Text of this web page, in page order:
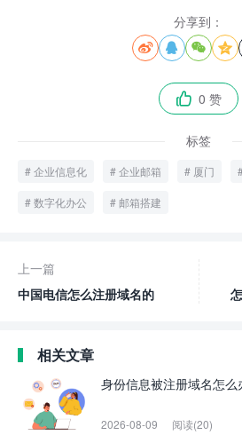
分享到：
   
 0 赞
标签
企业信息化 企业邮箱 厦门
数字化办公 邮箱搭建
上一篇
中国电信怎么注册域名的
相关文章
身份信息被注册域名怎么
2026-08-09 阅读(20)